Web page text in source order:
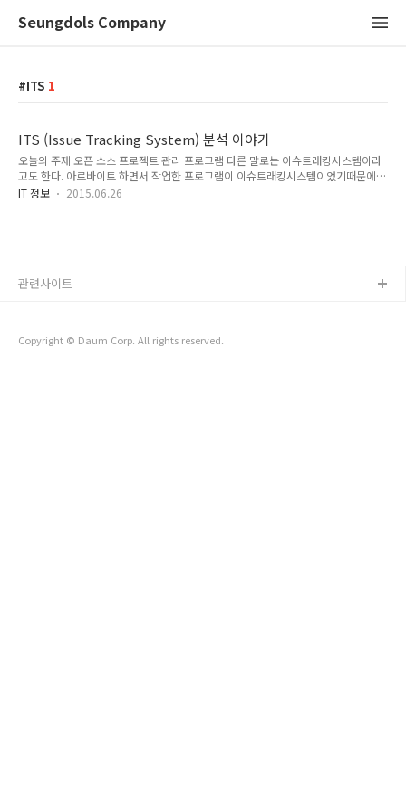
Seungdols Company
ITS 1
ITS (Issue Tracking System) 분석 이야기
오늘의 주제 오픈 소스 프로젝트 관리 프로그램 다른 말로는 이슈트래킹시스템이라
고도 한다. 아르바이트 하면서 작업한 프로그램이 이슈트래킹시스템이었기때문에
시스템을 재개발하려고 하는데 오픈소스관련해서 찾아보라고 하셔서 찾다 보니 가
CI,SCM,griffy등등 관련 제품군이 막강하다..
IT 정보 2015.06.26
Copyright © Daum Corp. All rights reserved.
관련사이트